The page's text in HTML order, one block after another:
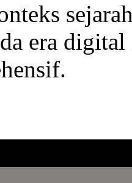
era